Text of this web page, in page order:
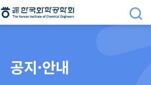
공지·안내